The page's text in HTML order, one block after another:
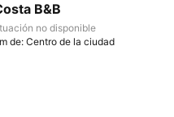
a favoritos
B&B
no disponible
de: Centro de la ciudad